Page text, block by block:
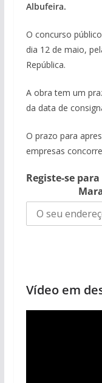
pub
pub
Albufeira.
O concurso
dia 12 de maio,
República.
A obra tem um
da data de
O prazo para
empresas
Registe-se
Vídeo em